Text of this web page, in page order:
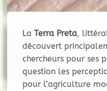
La Terra Preta,
découvert
chercheurs pour ses
question les
pour l’agriculture